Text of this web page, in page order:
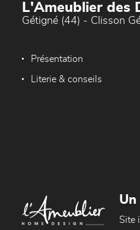
L'Ameublier des
Gétigné (44) - Clisson
Présentation
Literie & conseils
Un
Site